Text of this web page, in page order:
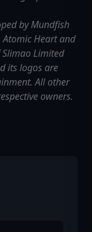
by Mundfish
Atomic Heart and
Limited
its logos are
All other
owners.